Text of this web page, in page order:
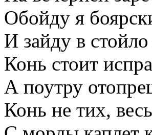
Обойду я
И зайду в
Конь стоит
А поутру
Конь не тих,